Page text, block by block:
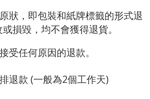
狀，即包裝和紙牌標籤的形式退
損毀，均不會獲得退貨。
受任何原因的退款。
退款 (一般為2個工作天)